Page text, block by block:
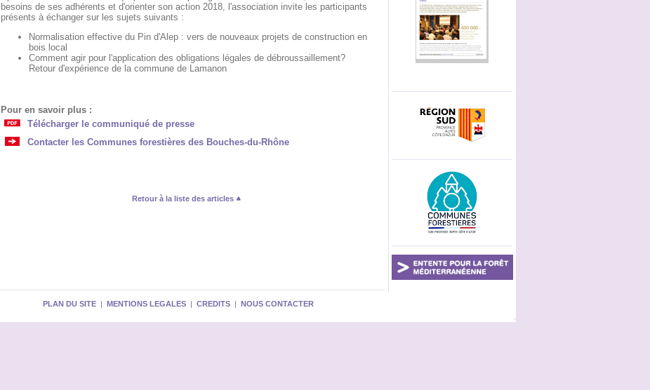
besoins de ses adhérents et d'orienter son action 2018, l'association invite les participants
présents à échanger sur les sujets suivants :
Normalisation effective du Pin d'Alep : vers de nouveaux projets de construction en
bois local
Comment agir pour l'application des obligations légales de débroussaillement?
Retour d'expérience de la commune de Lamanon
Pour en savoir plus :
Télécharger le communiqué de presse
Contacter les Communes forestières des Bouches-du-Rhône
Retour à la liste des articles
PLAN DU SITE | MENTIONS LEGALES | CREDITS | NOUS CONTACTER